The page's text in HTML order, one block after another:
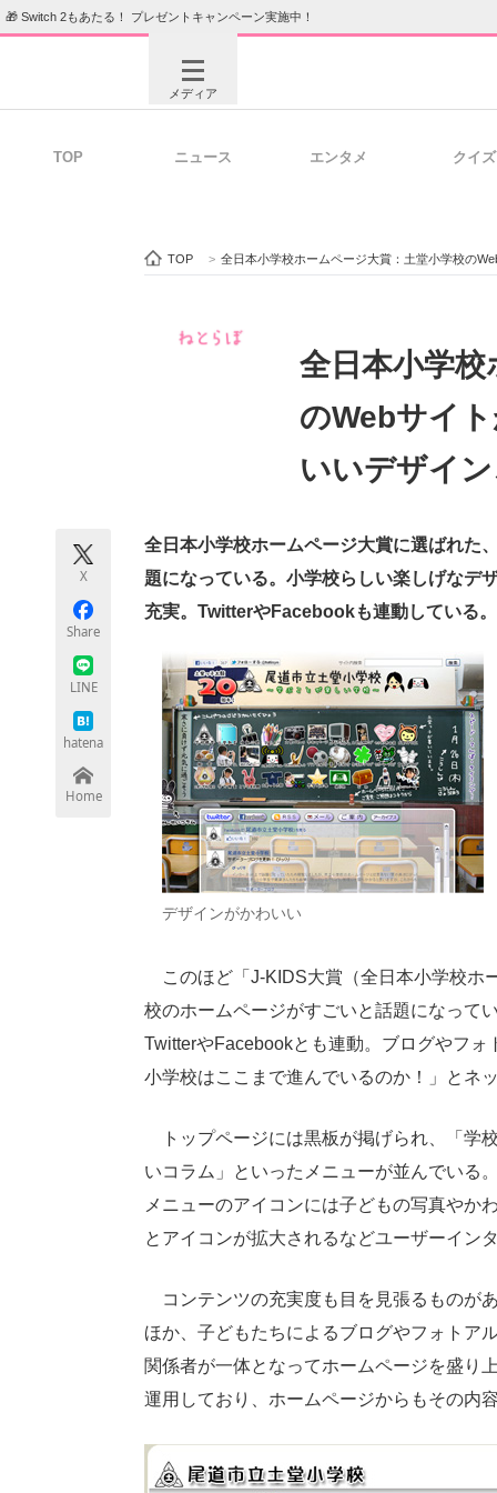
🎁 Switch 2もあたる！ プレゼントキャンペーン実施中！
メディア
ITエンジニア向け専門サイト 企業向け
ちょっと気になるネットの話題
TOP ニュース エンタメ クイズ
TOP > 全日本小学校ホームページ大賞：土堂小学校の
全日本小学
のWebサイ
いいデザイ
X
Share
LINE
hatena
Home
全日本小学校ホームページ大賞に選ばれた
題になっている。小学校らしい楽しげなデ
充実。TwitterやFacebookも連動している。
デザインがかわいい
このほど「J-KIDS大賞（全日本小学校ホ
校のホームページがすごいと話題になって
TwitterやFacebookとも連動。ブログやフ
小学校はここまで進んでいるのか！」とネ
トップページには黒板が掲げられ、「学
いコラム」といったメニューが並んでいる
メニューのアイコンには子どもの写真やか
とアイコンが拡大されるなどユーザーイン
コンテンツの充実度も目を見張るものが
ほか、子どもたちによるブログやフォトア
関係者が一体となってホームページを盛り
運用しており、ホームページからもその内